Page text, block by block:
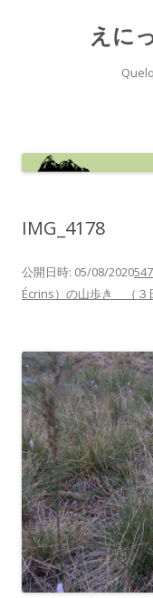
えに
IMG_4178
公開日時: 05/08/2020
Écrins）の山歩き （３